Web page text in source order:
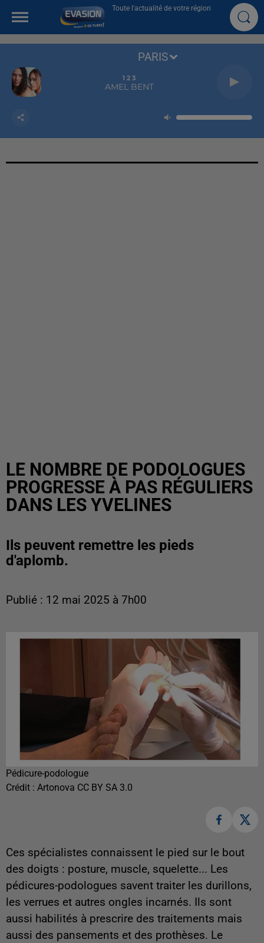
Toute l'actualité de votre région
1 2 3
AMEL BENT
PARIS
LE NOMBRE DE PODOLOGUES
PROGRESSE À PAS RÉGULIERS
DANS LES YVELINES
Ils peuvent remettre les pieds
d'aplomb.
Publié : 12 mai 2025 à 7h00
Pédicure-podologue
Crédit : Artonova CC BY SA 3.0
Ces spécialistes connaissent le pied sur le bout
des doigts : posture, muscle, squelette... Les
pédicures-podologues savent traiter les durillons,
les verrues et autres ongles incarnés. Ils sont
aussi habilités à prescrire des traitements mais
aussi des pansements et des prothèses. Le